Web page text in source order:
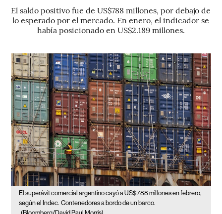
El saldo positivo fue de US$788 millones, por debajo de
lo esperado por el mercado. En enero, el indicador se
había posicionado en US$2.189 millones.
El superávit comercial argentino cayó a US$788 millones en febrero,
según el Indec. Contenedores a bordo de un barco.